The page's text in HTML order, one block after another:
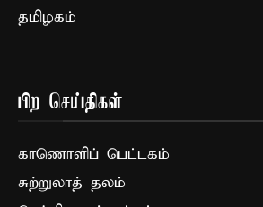
தமிழகம்
பிற செய்திகள்
காணொளிப் பெட்டகம்
சுற்றுலாத் தலம்